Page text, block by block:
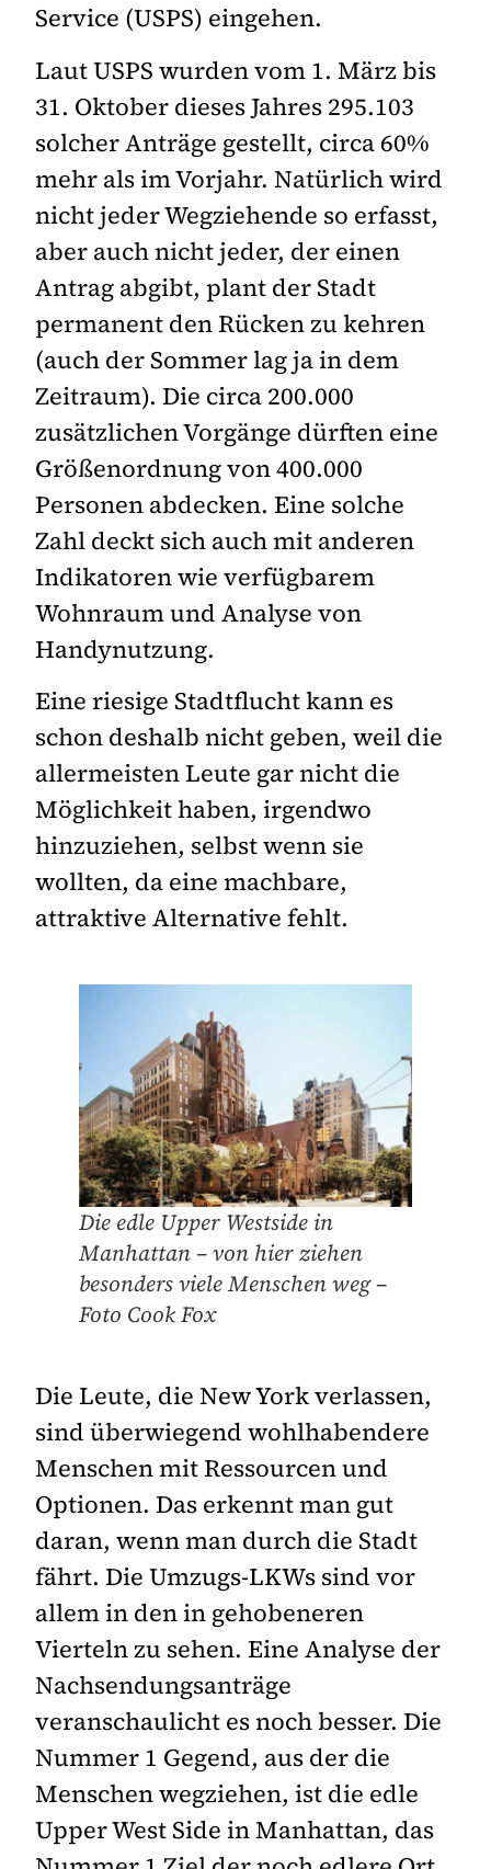
Service (USPS) eingehen.
Laut USPS wurden vom 1. März bis
31. Oktober dieses Jahres 295.103
solcher Anträge gestellt, circa 60%
mehr als im Vorjahr. Natürlich wird
nicht jeder Wegziehende so erfasst,
aber auch nicht jeder, der einen
Antrag abgibt, plant der Stadt
permanent den Rücken zu kehren
(auch der Sommer lag ja in dem
Zeitraum). Die circa 200.000
zusätzlichen Vorgänge dürften eine
Größenordnung von 400.000
Personen abdecken. Eine solche
Zahl deckt sich auch mit anderen
Indikatoren wie verfügbarem
Wohnraum und Analyse von
Handynutzung.
Eine riesige Stadtflucht kann es
schon deshalb nicht geben, weil die
allermeisten Leute gar nicht die
Möglichkeit haben, irgendwo
hinzuziehen, selbst wenn sie
wollten, da eine machbare,
attraktive Alternative fehlt.
Die edle Upper Westside in
Manhattan – von hier ziehen
besonders viele Menschen weg –
Foto Cook Fox
Die Leute, die New York verlassen,
sind überwiegend wohlhabendere
Menschen mit Ressourcen und
Optionen. Das erkennt man gut
daran, wenn man durch die Stadt
fährt. Die Umzugs-LKWs sind vor
allem in den in gehobeneren
Vierteln zu sehen. Eine Analyse der
Nachsendungsanträge
veranschaulicht es noch besser. Die
Nummer 1 Gegend, aus der die
Menschen wegziehen, ist die edle
Upper West Side in Manhattan, das